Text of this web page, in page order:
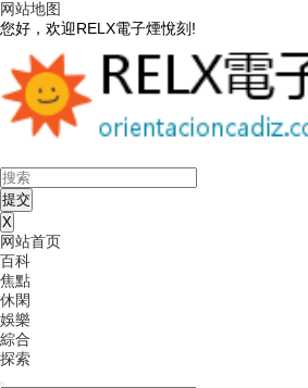
网站地图
您好，欢迎RELX電子煙悅刻!
X
网站首页
百科
焦點
休閑
娛樂
綜合
探索